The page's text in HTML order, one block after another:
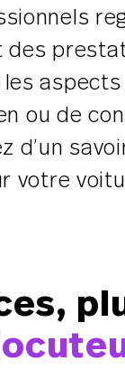
aspects
ou de
d’un
votre